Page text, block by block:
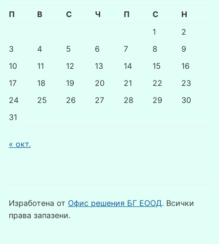
П В С Ч П С
Н
1
2
3
4 5 6 7 8
9
10
11 12 13 14 15
16
17
18 19 20 21 22
23
24
25 26 27 28 29
30
31
« окт.
Изработена от Офис решения БГ ЕООД. Всички
права запазени.